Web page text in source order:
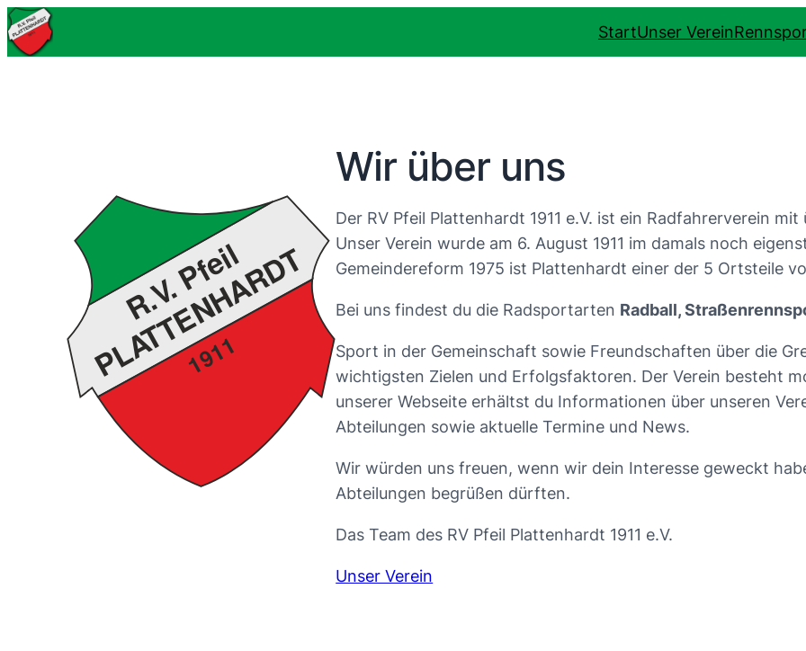
StartUnser Verein
Wir über uns
Der RV Pfeil Plattenhardt 1911 e.V. ist ein Radfahrerverein
Unser Verein wurde am 6. August 1911 im damals noch
Gemeindereform 1975 ist Plattenhardt einer der 5 Ortsteile
Bei uns findest du die Radsportarten Radball,
Sport in der Gemeinschaft sowie Freundschaften über die
wichtigsten Zielen und Erfolgsfaktoren. Der Verein besteht
unserer Webseite erhältst du Informationen über unseren
Abteilungen sowie aktuelle Termine und News.
Wir würden uns freuen, wenn wir dein Interesse geweckt
Abteilungen begrüßen dürften.
Das Team des RV Pfeil Plattenhardt 1911 e.V.
Unser Verein